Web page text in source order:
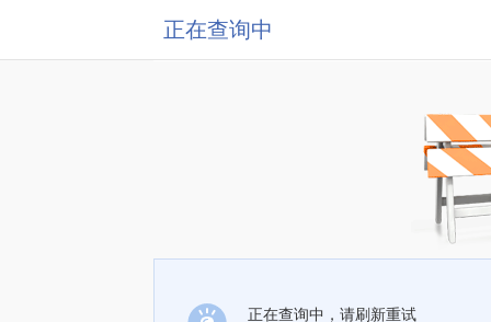
正在查询中
正在查询中，请刷新重试